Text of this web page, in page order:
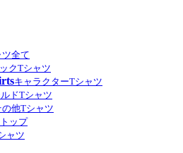
全て
クTシャツ
キャラクターTシャツ
ドTシャツ
の他Tシャツ
ップ
ャツ